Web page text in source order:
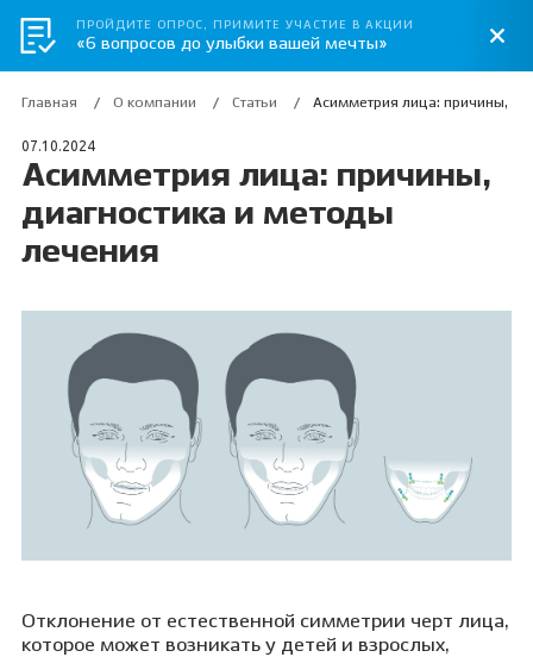
Главная О компании Статьи Асимметрия лица: причины,
07.10.2024
Асимметрия лица: причины,
диагностика и методы
лечения
Отклонение от естественной симметрии черт лица,
которое может возникать у детей и взрослых,
ПРОЙДИТЕ ОПРОС, ПРИМИТЕ УЧАСТИЕ В АКЦИИ
«6 вопросов до улыбки вашей мечты»